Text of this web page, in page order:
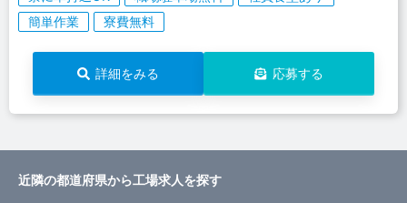
簡単作業
寮費無料
詳細をみる 応募する
近隣の都道府県から工場求人を探す